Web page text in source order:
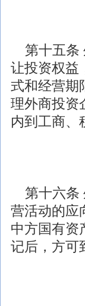
第十五条
让投资权益
式和经营期
理外商投资
内到工商、
第十六条
营活动的应
中方国有资
记后，方可